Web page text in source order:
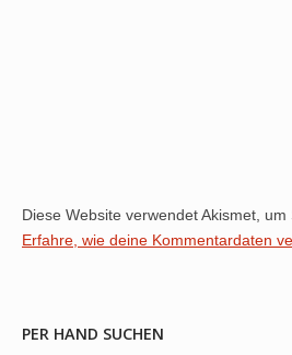
Diese Website verwendet Akismet, um
Erfahre, wie deine Kommentardaten
PER HAND SUCHEN